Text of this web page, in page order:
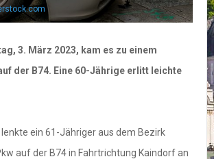
3. März 2023, kam es zu einem
der B74. Eine 60-Jährige erlitt leichte
lenkte ein 61-Jähriger aus dem Bezirk
auf der B74 in Fahrtrichtung Kaindorf an